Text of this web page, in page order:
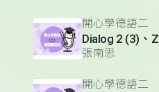
開心學德語二
張南思
開心學德語二